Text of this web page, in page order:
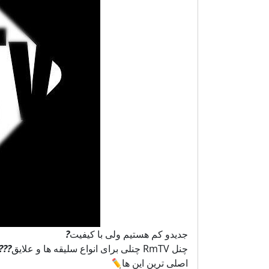
جدیدو کم هستیم ولی با کیفیت?
چنل RmTV چنلی برای انواع سلیقه ها و علایق
?
?
اصلی ترین این ها✏️